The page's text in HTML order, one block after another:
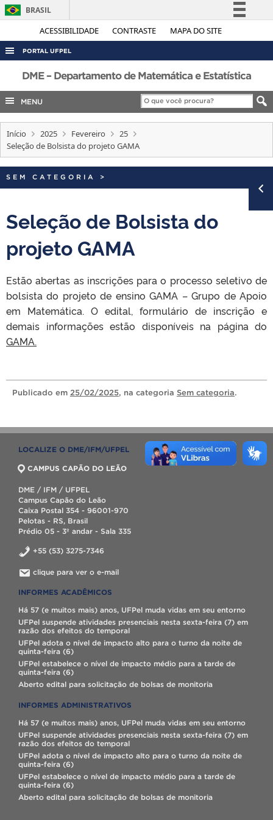
ACESSIBILIDADE CONTRASTE MAPA DO SITE
BRASIL
Simplifique!
Legislação
Canais
PORTAL UFPEL
ACESSO À INFORMAÇÃO
AUDITORIA
COBALTO
CONCURSOS
INTERNACIONAL
PORTARIAS
DME – Departamento de Matemática e Estatística
MENU
Início 2025 Fevereiro
25
Seleção de Bolsista do projeto GAMA
SEM CATEGORIA >
Seleção de Bolsista do
projeto GAMA
Estão abertas as inscrições para o processo seletivo de
bolsista do projeto de ensino GAMA – Grupo de Apoio
em Matemática. O edital, formulário de inscrição e
demais informações estão disponíveis na página do
GAMA.
Publicado em 25/02/2025, na categoria Sem categoria.
LOCALIZE O DME/IFM/UFPEL
CAMPUS CAPÃO DO LEÃO
DME / IFM / UFPEL
Campus Capão do Leão
Caixa Postal 354 - 96001-970
Pelotas - RS, Brasil
Prédio 05 - 3º andar - Sala 335
+55 (53) 3275-7346
clique para ver o e-mail
INFORMES ACADÊMICOS
Há 57 (e muitos mais) anos, UFPel muda vidas em seu entorno
UFPel suspende atividades presenciais nesta sexta-feira (7) em
razão dos efeitos do temporal
UFPel adota o nível de impacto alto para o turno da noite de
quinta-feira (6)
UFPel estabelece o nível de impacto médio para a tarde de
quinta-feira (6)
Aberto edital para solicitação de bolsas de monitoria
INFORMES ADMINISTRATIVOS
Há 57 (e muitos mais) anos, UFPel muda vidas em seu entorno
UFPel suspende atividades presenciais nesta sexta-feira (7) em
razão dos efeitos do temporal
UFPel adota o nível de impacto alto para o turno da noite de
quinta-feira (6)
UFPel estabelece o nível de impacto médio para a tarde de
quinta-feira (6)
Aberto edital para solicitação de bolsas de monitoria